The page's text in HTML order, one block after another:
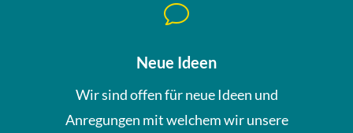
v
Neue Ideen
Wir sind offen für neue Ideen und
Anregungen mit welchem wir unsere